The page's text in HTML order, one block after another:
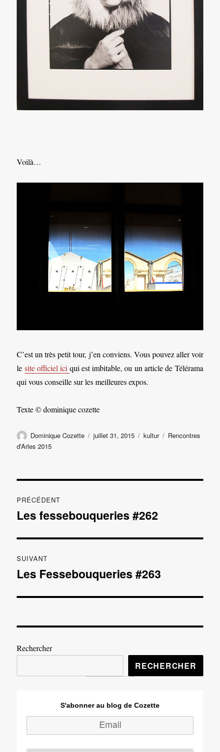
Voilà…
C’est un très petit tour, j’en conviens. Vous pouvez aller voir
le site officiel ici qui est imbitable, ou un article de Télérama
qui vous conseille sur les meilleures expos.
Texte © dominique cozette
Auteur
Dominique Cozette
Publié
juillet 31, 2015 Catégories
kultur Étiquettes
Rencontres
d'Arles 2015
de
PRÉCÉDENT
Publication
Les fessebouqueries #262
SUIVANT
Publication
Les Fessebouqueries #263
Rechercher
RECHERCHER
S'abonner au blog de Cozette